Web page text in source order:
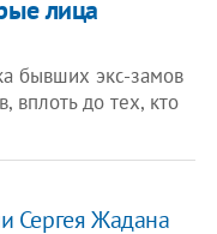
лица
бывших экс-замов
вплоть до тех, кто
Сергея Жадана